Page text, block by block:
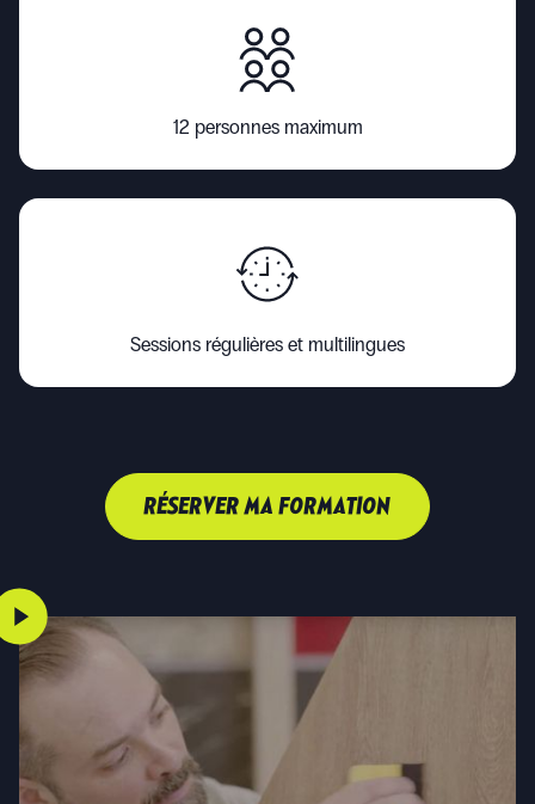
12 personnes maximum
Sessions régulières et multilingues
RÉSERVER MA FORMATION